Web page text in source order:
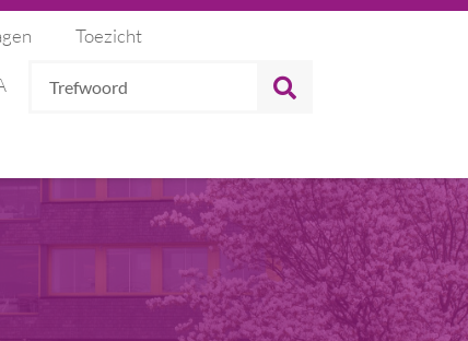
Toezicht
Trefwoord